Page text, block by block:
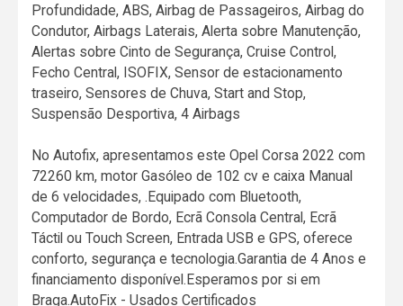
Profundidade, ABS, Airbag de Passageiros, Airbag do
Condutor, Airbags Laterais, Alerta sobre Manutenção,
Alertas sobre Cinto de Segurança, Cruise Control,
Fecho Central, ISOFIX, Sensor de estacionamento
traseiro, Sensores de Chuva, Start and Stop,
Suspensão Desportiva, 4 Airbags
No Autofix, apresentamos este Opel Corsa 2022 com
72260 km, motor Gasóleo de 102 cv e caixa Manual
de 6 velocidades, .Equipado com Bluetooth,
Computador de Bordo, Ecrã Consola Central, Ecrã
Táctil ou Touch Screen, Entrada USB e GPS, oferece
conforto, segurança e tecnologia.Garantia de 4 Anos e
financiamento disponível.Esperamos por si em
Braga.AutoFix - Usados Certificados